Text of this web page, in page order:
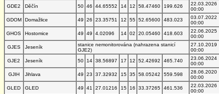
GDE2
Děčín 50 46 44.65552 14 12 58.47460 199.626
22.03.2026
00:00
GDOM
Domažlice 49 26 23.35751 12 55 52.65600 483.023
03.07.2022
00:00
GHOS
Hostomice 49 49 4.02096 14 02 20.05460 418.603
22.06.2025
00:00
GJES
Jeseník
stanice nemonitorována (nahrazena stanicí
GJE2)
27.10.2019
00:00
GJE2
Jeseník 50 14 38.56897 17 12 52.42692 465.740
23.06.2024
00:00
GJIH
Jihlava 49 23 37.32932 15 35 58.05242 559.598
28.06.2020
00:00
GLED
GLED 49 41 27.01216 15 16 33.37265 461.536
22.03.2026
00:00